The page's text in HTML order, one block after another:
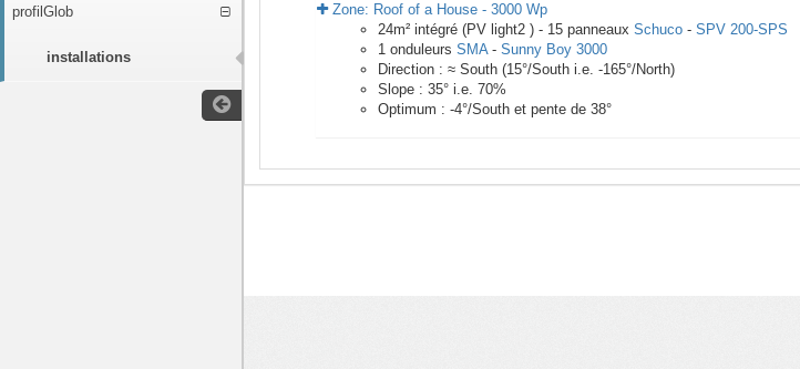
profilGlob
installations
Zone: Roof of a House - 3000 Wp
24m² intégré (PV light2 ) - 15 panneaux Schuco - SPV 200-SPS
1 onduleurs SMA- Sunny Boy 3000
Direction : ≈ South (15°/South i.e. -165°/North)
Slope : 35° i.e. 70%
Optimum : -4°/South et pente de 38°